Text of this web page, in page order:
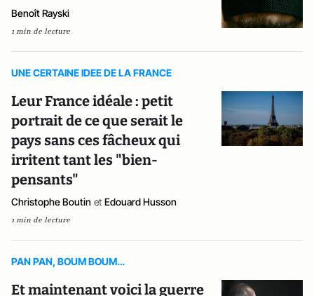
Benoît Rayski
1 min de lecture
UNE CERTAINE IDEE DE LA FRANCE
Leur France idéale : petit
portrait de ce que serait le
pays sans ces fâcheux qui
irritent tant les "bien-
pensants"
Christophe Boutin et Edouard Husson
1 min de lecture
PAN PAN, BOUM BOUM…
Et maintenant voici la guerre